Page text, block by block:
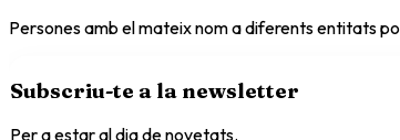
Persones amb el mateix nom a diferents entitats
Subscriu-te a la newsletter
Per a estar al dia de novetats.